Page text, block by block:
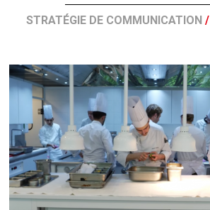
STRATÉGIE DE COMMUNICATION/